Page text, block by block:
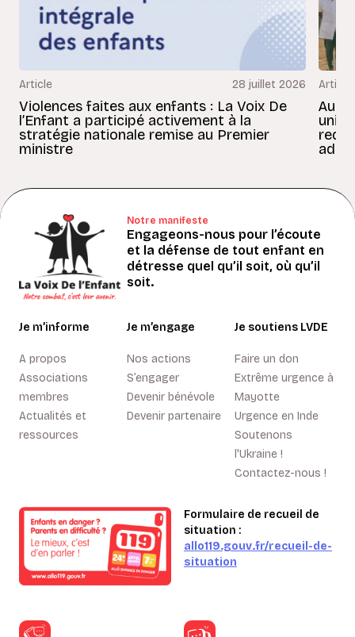
Article 28 juillet 2026
Violences faites aux enfants : La Voix De
l’Enfant a participé activement à la
stratégie nationale remise au Premier
ministre
Article
Au
Notre manifeste
Engageons-nous pour l’écoute
et la défense de tout enfant en
détresse quel qu’il soit, où qu’il
soit.
Je m’informe
A propos
Associations
membres
Actualités et
ressources
Je m’engage
Nos actions
S’engager
Devenir bénévole
Devenir partenaire
Je soutiens LVDE
Faire un don
Extrême urgence à
Mayotte
Urgence en Inde
Soutenons
l'Ukraine !
Contactez-nous !
Formulaire de recueil de
situation :
allo119.gouv.fr/recueil-de-
situation